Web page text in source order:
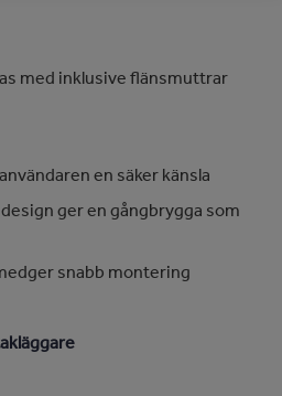
med inklusive flänsmuttrar
en säker känsla
ger en gångbrygga som
snabb montering